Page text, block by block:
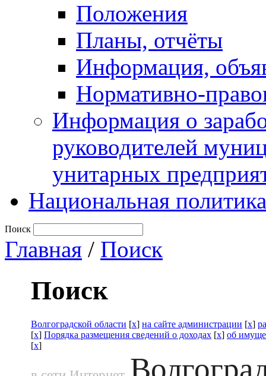
Положения
Планы, отчёты
Информация,
Нормативно-
Информация о
руководителей
унитарных
Национальная политика
Поиск
Главная / Поиск
Поиск
Волгоградской области [x] на сайте администрации [x]
[x] Порядка размещения сведений о доходах [x] об
[x]